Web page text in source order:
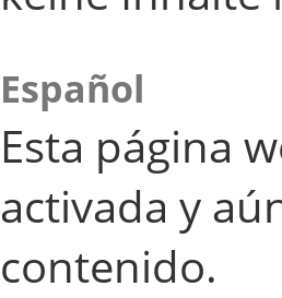
Español
Esta página
activada y
contenido.